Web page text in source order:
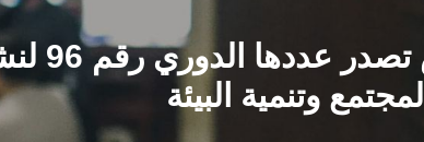
المجتمع وتنمية البيئة